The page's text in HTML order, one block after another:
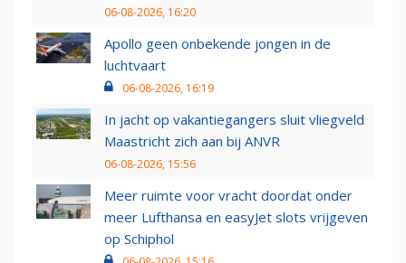
06-08-2026, 16:20
Apollo geen onbekende jongen in de
luchtvaart
06-08-2026, 16:19
In jacht op vakantiegangers sluit vliegveld
Maastricht zich aan bij ANVR
06-08-2026, 15:56
Meer ruimte voor vracht doordat onder
meer Lufthansa en easyJet slots vrijgeven
op Schiphol